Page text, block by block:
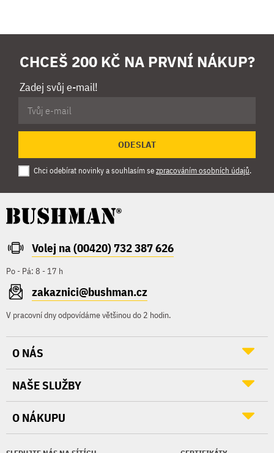
CHCEŠ 200 KČ NA PRVNÍ NÁKUP?
Zadej svůj e-mail!
ODESLAT
Chci odebírat novinky a souhlasím sezpracováním osobních údajů.
Volej na (00420) 732 387 626
Po - Pá: 8 - 17 h
zakaznici@bushman.cz
V pracovní dny odpovídáme většinou do 2 hodin.
O NÁS
NAŠE SLUŽBY
O NÁKUPU